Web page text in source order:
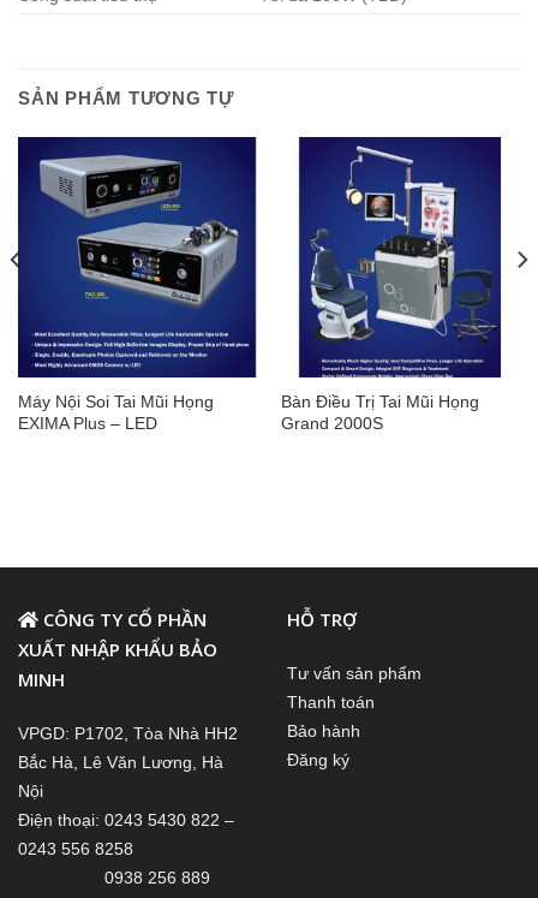
SẢN PHẨM TƯƠNG TỰ
Máy Nội Soi Tai Mũi Họng
EXIMA Plus – LED
Bàn Điều Trị Tai Mũi Họng
Grand 2000S
CÔNG TY CỔ PHẦN
XUẤT NHẬP KHẨU BẢO
MINH
VPGD: P1702, Tòa Nhà HH2
Bắc Hà, Lê Văn Lương, Hà
Nội
Điện thoại: 0243 5430 822 –
0243 556 8258
0938 256 889
HỖ TRỢ
Tư vấn sản phẩm
Thanh toán
Bảo hành
Đăng ký